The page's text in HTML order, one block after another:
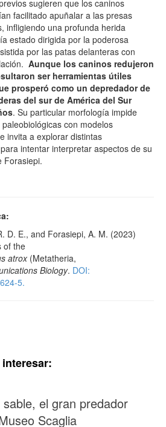
sugieren que los caninos
facilitado apuñalar a las presas
infligiendo una profunda herida
estado dirigida por la poderosa
por las patas delanteras con
Aunque los caninos redujeron
ser herramientas útiles
prosperó como un depredador de
del sur de América del Sur
. Su particular morfología impide
con modelos
invita a explorar distintas
intentar interpretar aspectos de su
Forasiepi.
D. E., and Forasiepi, A. M. (2023)
of the
atrox(Metatheria,
Biology. DOI:
5.
el gran predador
Scaglia